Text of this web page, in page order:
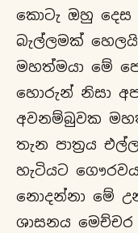
කොටැ ඔහු දෙස
බැල්ලමක්
මහත්මයා මේ
හොරුන් නිසා
අවනම්බුවක
තැන පාත්‍රය
හැටියට
නොදන්නා මේ
ශාසනය